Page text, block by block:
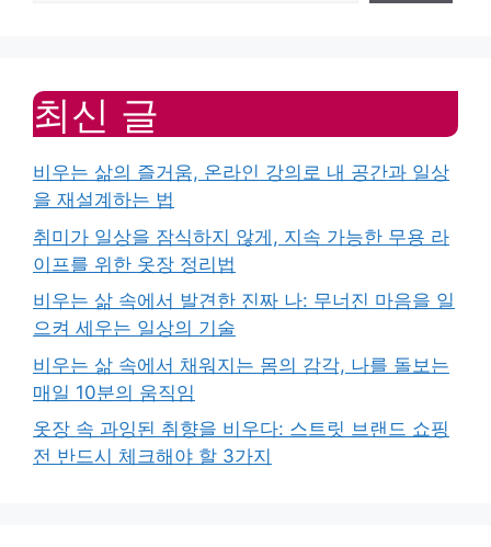
최신 글
비우는 삶의 즐거움, 온라인 강의로 내 공간과 일상
을 재설계하는 법
취미가 일상을 잠식하지 않게, 지속 가능한 무용 라
이프를 위한 옷장 정리법
비우는 삶 속에서 발견한 진짜 나: 무너진 마음을 일
으켜 세우는 일상의 기술
비우는 삶 속에서 채워지는 몸의 감각, 나를 돌보는
매일 10분의 움직임
옷장 속 과잉된 취향을 비우다: 스트릿 브랜드 쇼핑
전 반드시 체크해야 할 3가지